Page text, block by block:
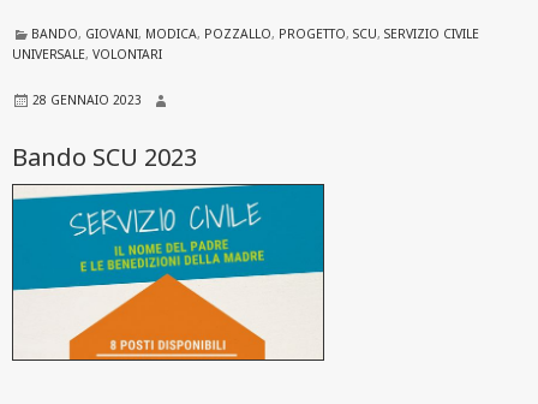
BANDO, GIOVANI, MODICA, POZZALLO, PROGETTO, SCU, SERVIZIO CIVILE
UNIVERSALE, VOLONTARI
28 GENNAIO 2023
Bando SCU 2023